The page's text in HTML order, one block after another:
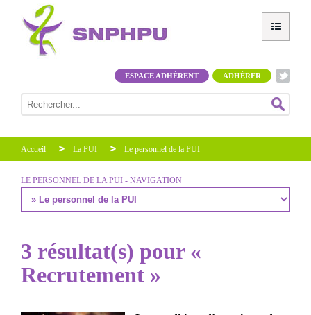
ADHÉRER
ESPACE ADHÉRENT
Accueil La PUI Le personnel de la PUI
LE PERSONNEL DE LA PUI - NAVIGATION
3 résultat(s) pour «
Recrutement »